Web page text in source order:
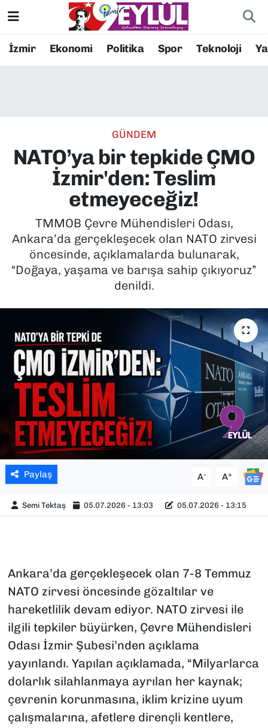
İzmir Ekonomi Politika Spor Teknoloji
GÜNDEM
NATO’ya bir tepkide ÇMO
İzmir'den: Teslim
etmeyeceğiz!
TMMOB Çevre Mühendisleri Odası,
Ankara’da gerçekleşecek olan NATO zirvesi
öncesinde, açıklamalarda bulunarak,
“Doğaya, yaşama ve barışa sahip çıkıyoruz”
denildi.
Paylaş A- A+
Semi Tektaş 05.07.2026 - 13:03 05.07.2026 - 13:15
Ankara’da gerçekleşecek olan 7-8 Temmuz
NATO zirvesi öncesinde gözaltılar ve
hareketlilik devam ediyor. NATO zirvesi ile
ilgili tepkiler büyürken, Çevre Mühendisleri
Odası İzmir Şubesi’nden açıklama
yayınlandı. Yapılan açıklamada, “Milyarlarca
dolarlık silahlanmaya ayrılan her kaynak;
çevrenin korunmasına, iklim krizine uyum
çalışmalarına, afetlere dirençli kentlere,
Resmi İlanlar
EKONOMİ
KÜLTÜR SANAT
MAGAZİN
POLİTİKA
TEKNOLOJİ
YAŞAM
YEREL YÖNETİMLER
Konak Nöbetçi Eczaneler
Süper Lig Puan Durumu ve Fikstür
Tüm Manşetler
Son Dakika Haberleri
Haber Arşivi